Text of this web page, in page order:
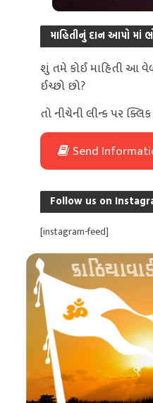
માહિતીનું દાન આપો માં
શું તમે કોઈ માહિતી આ
ઈચ્છો છો?
તો નીચેની લીન્ક પર ક્લિક
Send
Follow us on
[instagram-feed]